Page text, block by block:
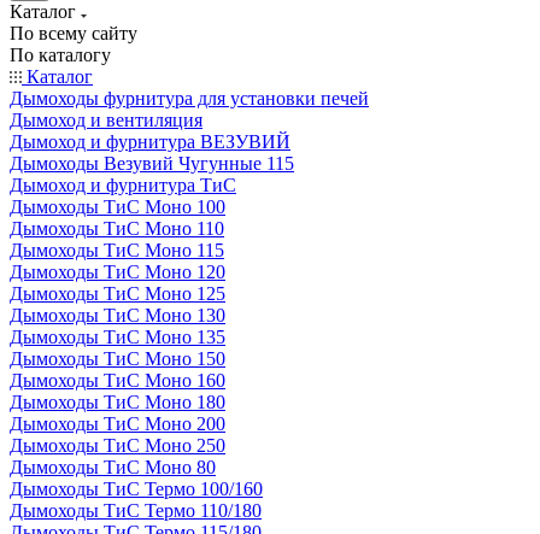
Каталог
По всему сайту
По каталогу
Каталог
Дымоходы фурнитура для установки печей
Дымоход и вентиляция
Дымоход и фурнитура ВЕЗУВИЙ
Дымоходы Везувий Чугунные 115
Дымоход и фурнитура ТиС
Дымоходы ТиС Моно 100
Дымоходы ТиС Моно 110
Дымоходы ТиС Моно 115
Дымоходы ТиС Моно 120
Дымоходы ТиС Моно 125
Дымоходы ТиС Моно 130
Дымоходы ТиС Моно 135
Дымоходы ТиС Моно 150
Дымоходы ТиС Моно 160
Дымоходы ТиС Моно 180
Дымоходы ТиС Моно 200
Дымоходы ТиС Моно 250
Дымоходы ТиС Моно 80
Дымоходы ТиС Термо 100/160
Дымоходы ТиС Термо 110/180